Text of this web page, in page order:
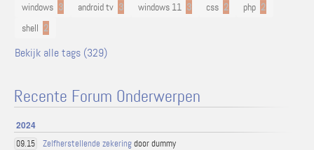
windows 3 android tv 3 windows 11 3 css 2 php 2
shell 2
Bekijk alle tags (329)
Recente Forum Onderwerpen
2024
09.15 Zelfherstellende zekeringdoor dummy